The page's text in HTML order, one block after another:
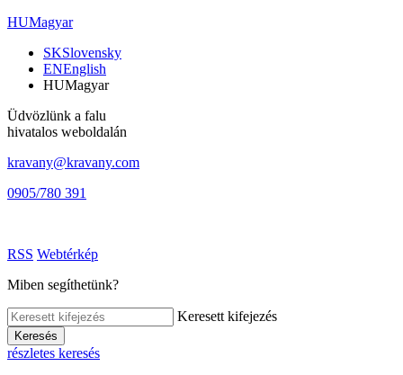
HUMagyar
SKSlovensky
ENEnglish
HUMagyar
Üdvözlünk a falu
hivatalos weboldalán
kravany@kravany.com
0905/780 391
RSS Webtérkép
Miben segíthetünk?
Keresett kifejezés
Keresés
részletes keresés